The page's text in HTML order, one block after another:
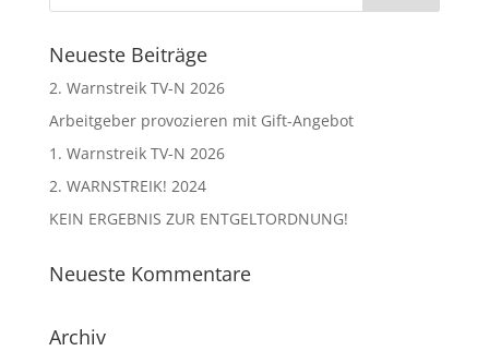
Neueste Beiträge
2. Warnstreik TV-N 2026
Arbeitgeber provozieren mit Gift-Angebot
1. Warnstreik TV-N 2026
2. WARNSTREIK! 2024
KEIN ERGEBNIS ZUR ENTGELTORDNUNG!
Neueste Kommentare
Archiv